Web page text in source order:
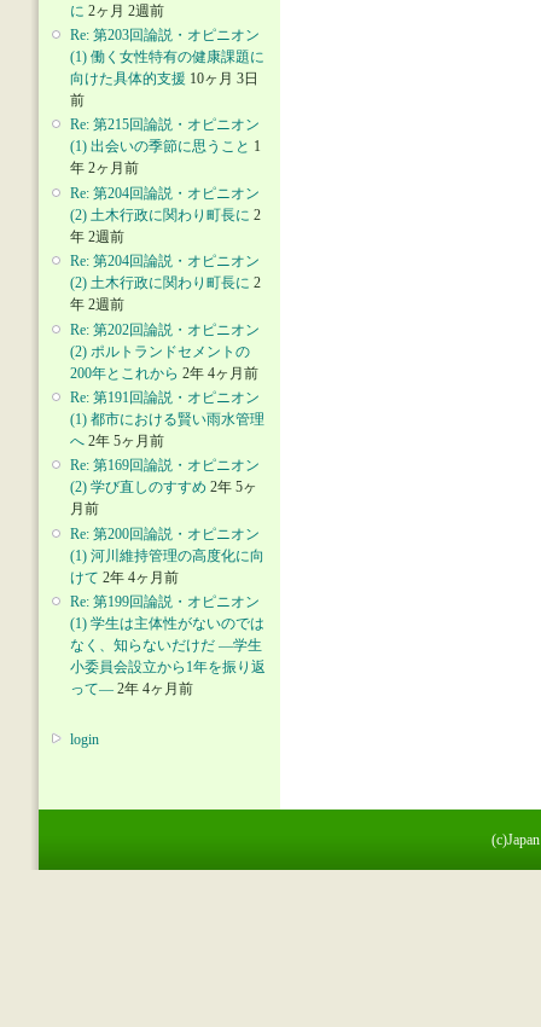
に 2ヶ月 2週前
Re: 第203回論説・オピニオン
(1) 働く女性特有の健康課題に
向けた具体的支援 10ヶ月 3日
前
Re: 第215回論説・オピニオン
(1) 出会いの季節に思うこと 1
年 2ヶ月前
Re: 第204回論説・オピニオン
(2) 土木行政に関わり町長に 2
年 2週前
Re: 第204回論説・オピニオン
(2) 土木行政に関わり町長に 2
年 2週前
Re: 第202回論説・オピニオン
(2) ポルトランドセメントの
200年とこれから 2年 4ヶ月前
Re: 第191回論説・オピニオン
(1) 都市における賢い雨水管理
へ 2年 5ヶ月前
Re: 第169回論説・オピニオン
(2) 学び直しのすすめ 2年 5ヶ
月前
Re: 第200回論説・オピニオン
(1) 河川維持管理の高度化に向
けて 2年 4ヶ月前
Re: 第199回論説・オピニオン
(1) 学生は主体性がないのでは
なく、知らないだけだ ―学生
小委員会設立から1年を振り返
って― 2年 4ヶ月前
login